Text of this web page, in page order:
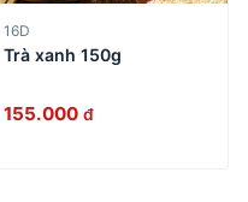
16D
Trà xanh 150g
155.000 đ